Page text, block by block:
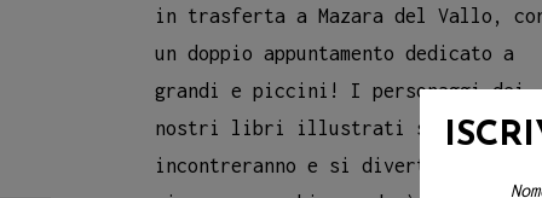
in trasferta a Mazara del Vallo,
un doppio appuntamento dedicato a
grandi e piccini! I personaggi dei
nostri libri illustrati si
incontreranno e si divertiranno a